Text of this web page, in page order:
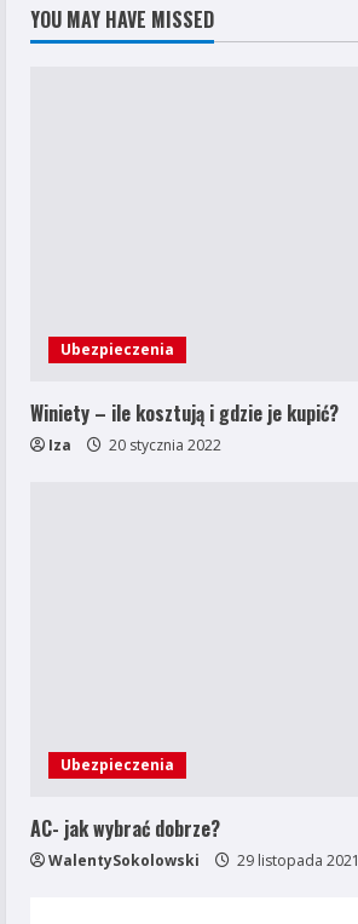
YOU MAY HAVE MISSED
Ubezpieczenia
Winiety – ile kosztują i gdzie je kupić?
Iza 20 stycznia 2022
Ubezpieczenia
AC- jak wybrać dobrze?
WalentySokolowski 29 listopada 2021